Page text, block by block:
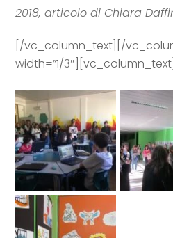
2018, articolo di Chiara
[/vc_column_text][/
width=”1/3″][vc_column_text]